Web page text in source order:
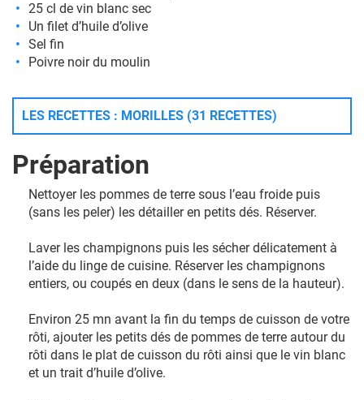
25 cl de vin blanc sec
Un filet d’huile d’olive
Sel fin
Poivre noir du moulin
LES RECETTES : MORILLES (31 RECETTES)
Préparation
Nettoyer les pommes de terre sous l’eau froide puis
(sans les peler) les détailler en petits dés. Réserver.
Laver les champignons puis les sécher délicatement à
l’aide du linge de cuisine. Réserver les champignons
entiers, ou coupés en deux (dans le sens de la hauteur).
Environ 25 mn avant la fin du temps de cuisson de votre
rôti, ajouter les petits dés de pommes de terre autour du
rôti dans le plat de cuisson du rôti ainsi que le vin blanc
et un trait d’huile d’olive.